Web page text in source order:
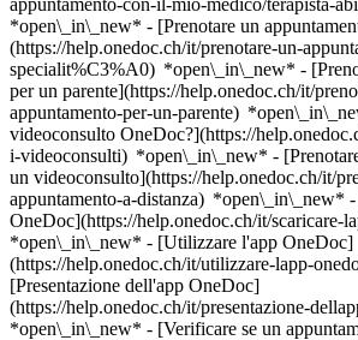
appuntamento-con-il-mio-medico/terapista-
*open\_in\_new* - [Prenotare un
(https://help.onedoc.ch/it/prenotare-un-
specialit%C3%A0) *open\_in\_new* -
per un parente](https://help.onedoc.ch/it/
appuntamento-per-un-parente)
videoconsulto OneDoc?](https://
i-videoconsulti) *open\_in\_new* -
un videoconsulto](https://help.onedoc.ch/it/
appuntamento-a-distanza) *open\_in\_new*
OneDoc](https://help.onedoc.ch/it/scaricare-
*open\_in\_new* - [Utilizzare l'app OneDoc]
(https://help.onedoc.ch/it/utilizzare-lapp-
[Presentazione dell'app OneDoc]
(https://help.onedoc.ch/it/presentazione-
*open\_in\_new* - [Verificare se un appuntamento è confermato](https://help.onedoc.ch/it/verificare-se-un-appuntamento-%C3%A8-confermato) *open\_in\_new* - [Annullare un appuntamento prenotato online su OneDoc](https://help.onedoc.ch/it/annullare-un-appuntamento-prenotato-online-su-onedoc) *open\_in\_new* - [Non ho ricevuto la conferma dell'appuntamento](https://help.onedoc.ch/it/non-ho-ricevuto-la-conferma-dellappuntamento) *open\_in\_new* [Vedi tutti i nostri articoli *open\_in\_new*](https://help.onedoc.ch/it/) close ## Modifica la ricerca ![Casa con segno più che indica che la consultazione può essere effettuata in sede](https://www.onedoc.ch/assets/images/icons/on-site.svg) In loco ![Fotocamera con simbolo play che indica che la consultazione può essere effettuata a distanza in video](https://www.onedoc.ch/assets/images/icons/remote.svg) A distanza Cerca #### Specialità #### Professionisti #### Istituti edit Endocrinologo riproduttivo a Basilea tune Filtra per Nuovo paziente*keyboard\_arrow\_down* - Accettato*check\_circle* Lingua parlata*keyboard\_arrow\_down* - Inglese*check\_circle* - Tedesco*check\_circle* Sesso*keyboard\_arrow\_down* - Donna*check\_circle* - Uomo*check\_circle* Disponibilità*keyboard\_arrow\_down* - Disponibile oggi*check\_circle* - Entro i prossimi 3 giorni*check\_circle* - Entro i prossimi 7 giorni*check\_circle* - Entro i prossimi 14 giorni*check\_circle* # __Endocrinologo riproduttivo__ a __Basilea__: prenota il tuo appuntamento online oggi ## 8 risultati a Basilea [![Dr. James Geiger, endocrinologo riproduttivo a Basilea](https://assets.onedoc.ch/images/users/cc6cd96cad944cfaad8a9e018f82ba873e3c0327500fbc076e161baaf519bc2a-small.jpg "Dr. James Geiger, endocrinologo riproduttivo a Basilea")](https://www.onedoc.ch/it/endocrinologo-riproduttivo/basilea/pcnz1/dr-james-geiger) ### [Dr. James Geiger](https://www.onedoc.ch/it/endocrinologo-riproduttivo/basilea/pcnz1/dr-james-geiger) Endocrinologo riproduttivo [Universitätsspital Basel - Frauenklinik](https://www.onedoc.ch/it/clinica/basilea/e8qh/universitatsspital-basel-frauenklinik) Vogesenstrasse 134 4056 Basilea ![Icona paziente con segno più che indica che il professionista accetta nuovi pazienti](https://www.onedoc.ch/assets/images/icons/new-patients.svg)Accetta nuovi pazienti [Prenota un appuntamento](https://www.onedoc.ch/it/endocrinologo-riproduttivo/basilea/pcnz1/dr-james-geiger) *chevron\_left* dom 02 ago *chevron\_right* Vedi più appuntamenti *error\_outline* Si è verificato un errore durante il caricamento della disponibilità [Riprova](https://www.onedoc.ch) [![Dr.ssa med. Eva Sift, endocrinologa riproduttiva a Basilea](https://assets.onedoc.ch/images/users/accbbf4fd37567d76ea6464320889a32936bb2f9470f75ea3ee77627d6310449-small.jpg "Dr.ssa med. Eva Sift, endocrinologa riproduttiva a Basilea")](https://www.onedoc.ch/it/endocrinologa-riproduttiva/basilea/pcsuo/dr-med-eva-sift) ### [Dr.ssa med. Eva Sift](https://www.onedoc.ch/it/endocrinologa-riproduttiva/basilea/pcsuo/dr-med-eva-sift) Endocrinologa riproduttiva [Universitätsspital Basel - Frauenklinik](https://www.onedoc.ch/it/clinica/basilea/e8qh/universitatsspital-basel-frauenklinik) Vogesenstrasse 134 4056 Basilea ![Icona paziente con segno più che indica che il professionista accetta nuovi pazienti](https://www.onedoc.ch/assets/images/icons/new-patients.svg)Accetta nuovi pazienti [Prenota un appuntamento](https://www.onedoc.ch/it/endocrinologa-riproduttiva/basilea/pcsuo/dr-med-eva-sift) *chevron\_left* dom 02 ago *chevron\_right* Vedi più appuntamenti *error\_outline* Si è verificato un errore durante il caricamento della disponibilità [Riprova](https://www.onedoc.ch) [![Dr.ssa Kyra Johanna Von Horn, endocrinologa riproduttiva a Basilea](https://assets.onedoc.ch/images/users/3d73b8b46b56071a3454d12efb812a9635d5fade767ed9c2263779b75ca3ff60-small.jpg "Dr.ssa Kyra Johanna Von Horn, endocrinologa riproduttiva a Basilea")](https://www.onedoc.ch/it/endocrinologa-riproduttiva/basilea/pcr7u/dr-kyra-johanna-von-horn) ### [Dr.ssa Kyra Johanna Von Horn](https://www.onedoc.ch/it/endocrinologa-riproduttiva/basilea/pcr7u/dr-kyra-johanna-von-horn) ![Badge che indica un profilo verificato](https://www.onedoc.ch/assets/images/icons/checkmark.svg) Endocrinologa riproduttiva [Universitätsspital Basel - Frauenklinik](https://www.onedoc.ch/it/clinica/basilea/e8qh/universitatsspital-basel-frauenklinik) Vogesenstrasse 134 4056 Basilea ![Icona paziente con segno più che indica che il professionista accetta nuovi pazienti](https://www.onedoc.ch/assets/images/icons/new-patients.svg)Accetta nuovi pazienti [Prenota un appuntamento](https://www.onedoc.ch/it/endocrinologa-riproduttiva/basilea/pcr7u/dr-kyra-johanna-von-horn) *chevron\_left* dom 02 ago *chevron\_right* Vedi più appuntamenti *error\_outline* Si è verificato un errore durante il caricamento della disponibilità [Riprova](https://www.onedoc.ch) [![Dr. Philipp Quaas, endocrinologo riproduttivo a Basilea](https://assets.onedoc.ch/images/users/3bcb25daa955d877077b0352e0439861f650554f595921ea0df4af0a23d91ffc-small.png "Dr. Philipp Quaas, endocrinologo riproduttivo a Basilea")](https://www.onedoc.ch/it/endocrinologo-riproduttivo/basilea/pcodf/dr-philipp-quaas) ### [Dr. Philipp Quaas](https://www.onedoc.ch/it/endocrinologo-riproduttivo/basilea/pcodf/dr-philipp-quaas) Endocrinologo riproduttivo [Universitätsspital Basel - Frauenklinik](https://www.onedoc.ch/it/clinica/basilea/e8qh/universitatsspital-basel-frauenklinik) Vogesenstrasse 134 4056 Basilea ![Icona paziente con segno più che indica che il professionista accetta nuovi pazienti](https://www.onedoc.ch/assets/images/icons/new-patients.svg)Accetta nuovi pazienti